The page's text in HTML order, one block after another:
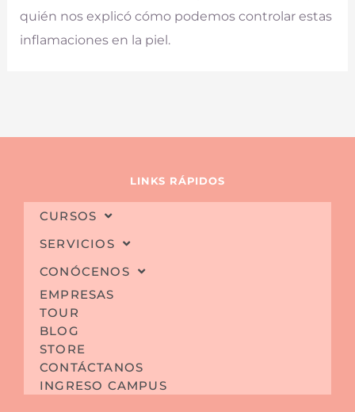
quién nos explicó cómo podemos controlar estas
inflamaciones en la piel.
LINKS RÁPIDOS
CURSOS
SERVICIOS
CONÓCENOS
EMPRESAS
TOUR
BLOG
STORE
CONTÁCTANOS
INGRESO CAMPUS